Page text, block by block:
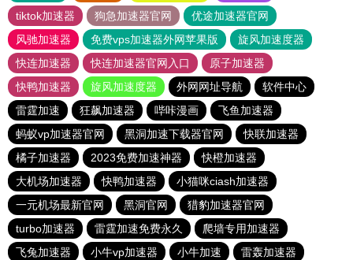
tiktok加速器
狗急加速器官网
优途加速器官网
风驰加速器
免费vps加速器外网苹果版
旋风加速度器
快连加速器
快连加速器官网入口
原子加速器
快鸭加速器
旋风加速度器 外网网址导航
软件中心
雷霆加速
狂飙加速器 哔咔漫画
飞鱼加速器
蚂蚁vp加速器官网
黑洞加速下载器官网
快联加速器
橘子加速器
2023免费加速神器
快橙加速器
大机场加速器
快鸭加速器
小猫咪ciash加速器
一元机场最新官网
黑洞官网
猎豹加速器官网
turbo加速器
雷霆加速免费永久
爬墙专用加速器
飞兔加速器
小牛vp加速器 小牛加速 雷轰加速器